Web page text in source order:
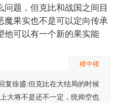
题，但克比和战国之间目
魔果实也不是可以定向传承
他可以有一个新的果实能
楼中楼
复徐盛:但克比在大结局的时候
大将不是还不一定，统帅空也